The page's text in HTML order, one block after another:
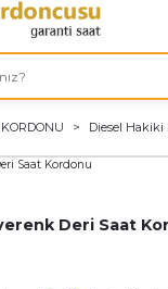
Geri Dön
Geri Dön
Geri Dön
Geri Dön
Diesel Hakiki
Deri Saat